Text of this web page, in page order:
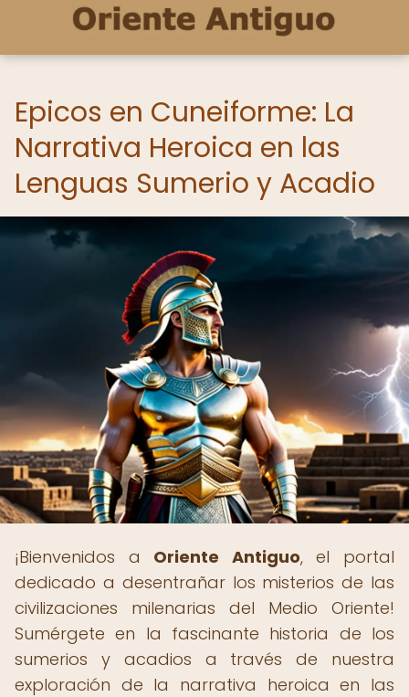
Epicos en Cuneiforme: La
Narrativa Heroica en las
Lenguas Sumerio y Acadio
¡Bienvenidos a Oriente Antiguo, el portal
dedicado a desentrañar los misterios de las
civilizaciones milenarias del Medio Oriente!
Sumérgete en la fascinante historia de los
sumerios y acadios a través de nuestra
exploración de la narrativa heroica en las